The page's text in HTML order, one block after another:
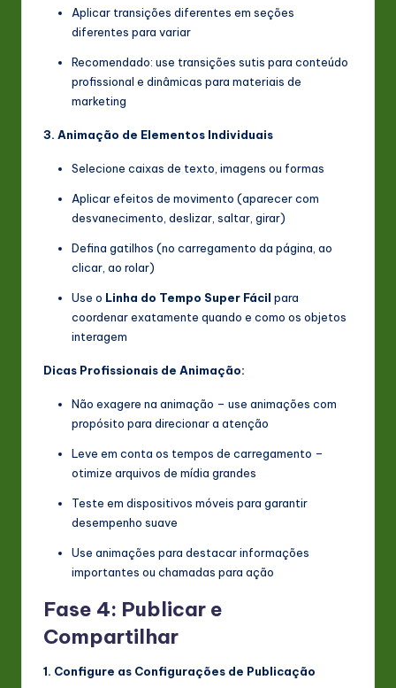
Aplicar transições diferentes em seções
diferentes para variar
Recomendado: use transições sutis para conteúdo
profissional e dinâmicas para materiais de
marketing
3. Animação de Elementos Individuais
Selecione caixas de texto, imagens ou formas
Aplicar efeitos de movimento (aparecer com
desvanecimento, deslizar, saltar, girar)
Defina gatilhos (no carregamento da página, ao
clicar, ao rolar)
Use o Linha do Tempo Super Fácil para
coordenar exatamente quando e como os objetos
interagem
Dicas Profissionais de Animação:
Não exagere na animação – use animações com
propósito para direcionar a atenção
Leve em conta os tempos de carregamento –
otimize arquivos de mídia grandes
Teste em dispositivos móveis para garantir
desempenho suave
Use animações para destacar informações
importantes ou chamadas para ação
Fase 4: Publicar e
Compartilhar
1. Configure as Configurações de Publicação